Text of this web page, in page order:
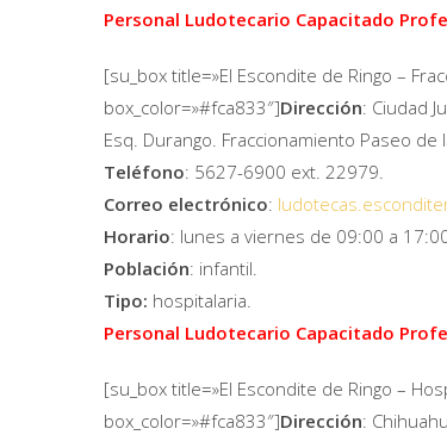
Personal Ludotecario Capacitado
[su_box title=»El Escondite de Ringo –
box_color=»#fca833″]Dirección: Ciudad
Esq. Durango. Fraccionamiento Paseo de
Teléfono: 5627-6900 ext. 22979.
Correo electrónico:
Horario: lunes a viernes de 09:00 a
Población: infantil.
Tipo: hospitalaria.
Personal Ludotecario Capacitado
[su_box title=»El Escondite de Ringo –
box_color=»#fca833″]Dirección: